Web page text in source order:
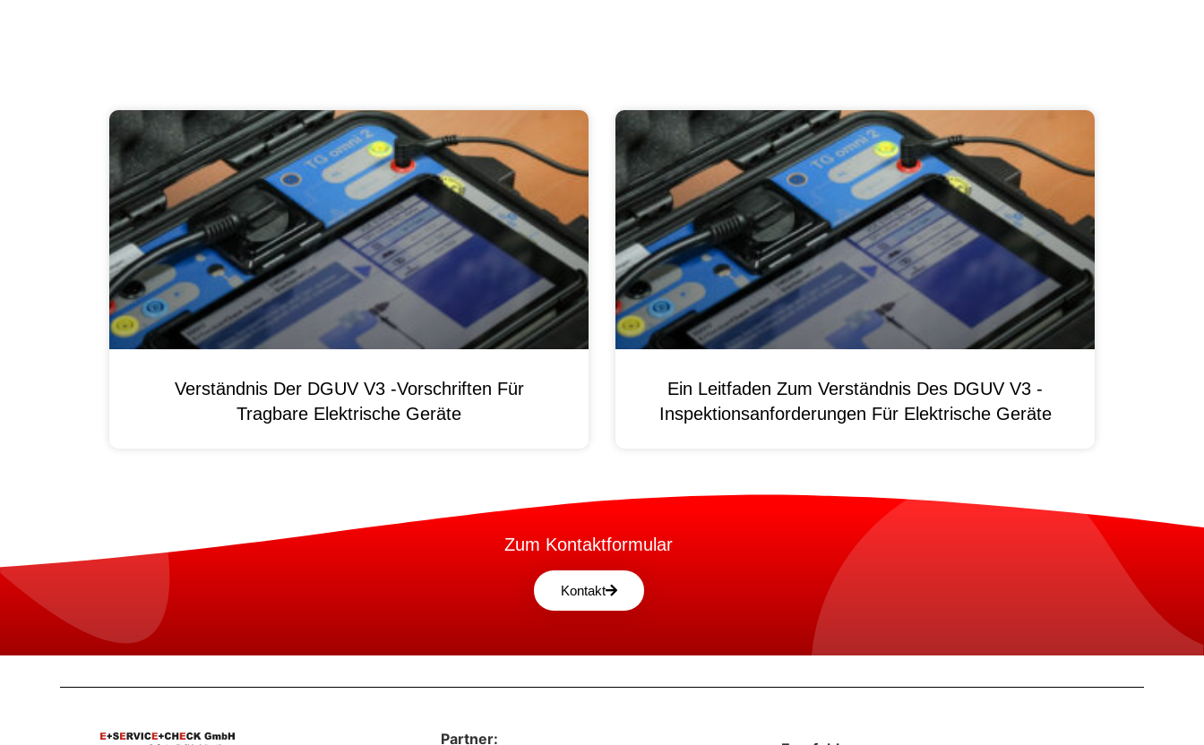
Verständnis Der DGUV V3 -Vorschriften Für
Tragbare Elektrische Geräte
Ein Leitfaden Zum Verständnis Des DGUV V3 -
Inspektionsanforderungen Für Elektrische Geräte
Zum Kontaktformular
Kontakt
Partner: